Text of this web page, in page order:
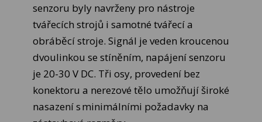
senzoru byly navrženy pro nástroje
tvářecích strojů i samotné tvářecí a
obráběcí stroje. Signál je veden kroucenou
dvoulinkou se stíněním, napájení senzoru
je 20-30 V DC. Tři osy, provedení bez
konektoru a nerezové tělo umožňují široké
nasazení s minimálními požadavky na